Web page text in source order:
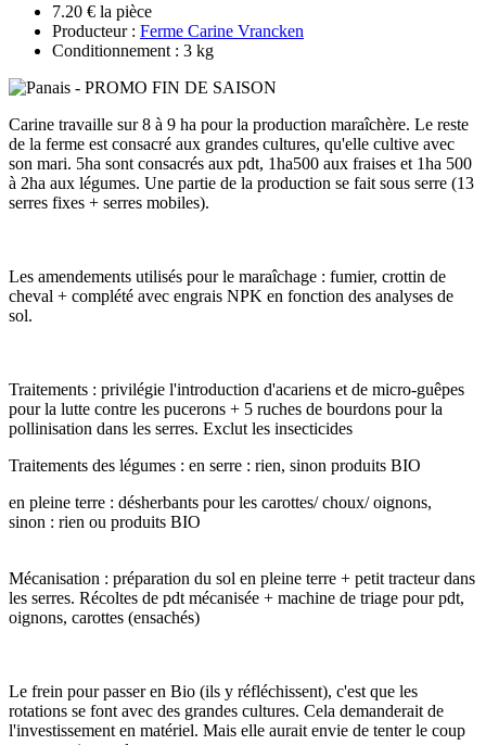
7.20 € la pièce
Producteur : Ferme Carine Vrancken
Conditionnement : 3 kg
Carine travaille sur 8 à 9 ha pour la production maraîchère. Le reste
de la ferme est consacré aux grandes cultures, qu'elle cultive avec
son mari. 5ha sont consacrés aux pdt, 1ha500 aux fraises et 1ha 500
à 2ha aux légumes. Une partie de la production se fait sous serre (13
serres fixes + serres mobiles).
Les amendements utilisés pour le maraîchage : fumier, crottin de
cheval + complété avec engrais NPK en fonction des analyses de
sol.
Traitements : privilégie l'introduction d'acariens et de micro-guêpes
pour la lutte contre les pucerons + 5 ruches de bourdons pour la
pollinisation dans les serres. Exclut les insecticides
Traitements des légumes : en serre : rien, sinon produits BIO
en pleine terre : désherbants pour les carottes/ choux/ oignons,
sinon : rien ou produits BIO
Mécanisation : préparation du sol en pleine terre + petit tracteur dans
les serres. Récoltes de pdt mécanisée + machine de triage pour pdt,
oignons, carottes (ensachés)
Le frein pour passer en Bio (ils y réfléchissent), c'est que les
rotations se font avec des grandes cultures. Cela demanderait de
l'investissement en matériel. Mais elle aurait envie de tenter le coup